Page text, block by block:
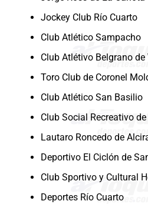
Jockey Club Río Cuarto
Club Atlético Sampacho
Club Atlétivo Belgrano
Toro Club de Coronel
Club Atlético San Basilio
Club Social Recreativo
Lautaro Roncedo de
Deportivo El Ciclón de
Club Sportivo y Cultural
Deportes Río Cuarto